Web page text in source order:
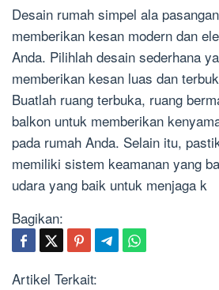
Desain rumah simpel ala
memberikan kesan modern dan
Anda. Pilihlah desain sederhana
memberikan kesan luas dan
Buatlah ruang terbuka, ruang
balkon untuk memberikan
pada rumah Anda. Selain itu,
memiliki sistem keamanan yang
udara yang baik untuk menjaga k
Bagikan:
Artikel Terkait: